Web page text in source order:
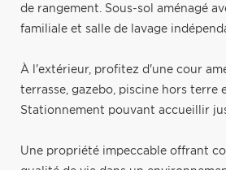
de rangement. Sous-sol aménagé
familiale et salle de lavage
À l'extérieur, profitez d'une cour
terrasse, gazebo, piscine hors terre
Stationnement pouvant accueillir
Une propriété impeccable offrant